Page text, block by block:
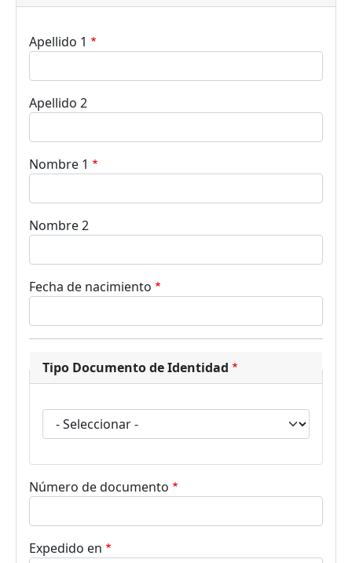
Apellido 1
Apellido 2
Nombre 1
Nombre 2
Fecha de nacimiento
Tipo Documento de Identidad
Tipo Documento de Identidad
Número de documento
Expedido en